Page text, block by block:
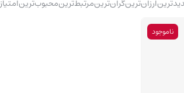
ارزان‌ترینگران‌ترینمرتبط‌ترینمحبوب‌ترینامتیاز
ناموجود